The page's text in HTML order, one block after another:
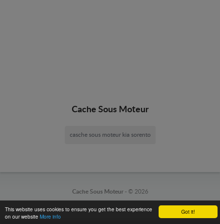
Got it!
This website uses cookies to ensure you get the best experience
on our website More info
Cache Sous Moteur
casche sous moteur kia sorento
Cache Sous Moteur - © 2026